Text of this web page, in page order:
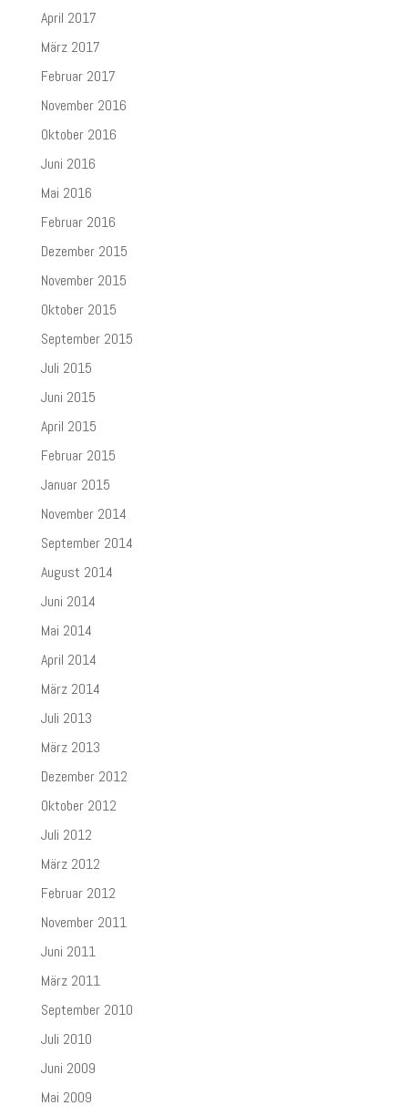
April 2017
März 2017
Februar 2017
November 2016
Oktober 2016
Juni 2016
Mai 2016
Februar 2016
Dezember 2015
November 2015
Oktober 2015
September 2015
Juli 2015
Juni 2015
April 2015
Februar 2015
Januar 2015
November 2014
September 2014
August 2014
Juni 2014
Mai 2014
April 2014
März 2014
Juli 2013
März 2013
Dezember 2012
Oktober 2012
Juli 2012
März 2012
Februar 2012
November 2011
Juni 2011
März 2011
September 2010
Juli 2010
Juni 2009
Mai 2009